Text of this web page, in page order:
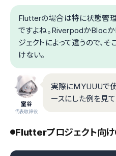
Flutterの場合は特に状態管
ですよね。RiverpodかBloc
ジェクトによって違うので、
けない。
室谷
代表取締役
実際にMYUUUで
ースにした例を見て
Flutterプロジェクト向